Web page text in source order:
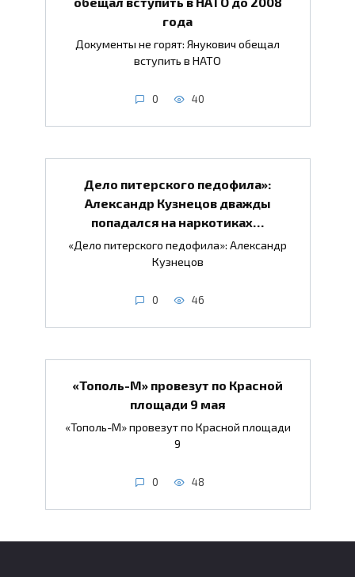
года
Документы не горят: Янукович обещал
вступить в НАТО
0 40
Дело питерского педофила»:
Александр Кузнецов дважды
попадался на наркотиках…
«Дело питерского педофила»: Александр
Кузнецов
0 46
«Тополь-М» провезут по Красной
площади 9 мая
«Тополь-М» провезут по Красной площади
9
0 48